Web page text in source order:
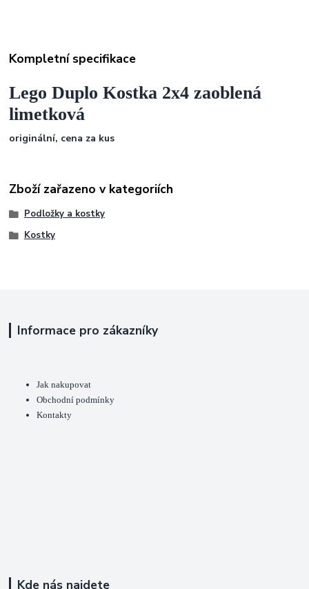
Kompletní specifikace
Lego Duplo Kostka 2x4 zaoblená
limetková
originální, cena za kus
Zboží zařazeno v kategoriích
Podložky a kostky
Kostky
Informace pro zákazníky
Jak nakupovat
Obchodní podmínky
Kontakty
Kde nás najdete